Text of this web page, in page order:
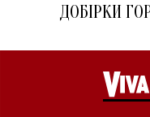
ДОБІРКИ